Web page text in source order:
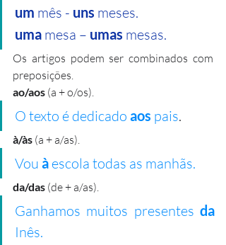
um mês - uns meses.
uma mesa – umas mesas.
Os artigos podem ser combinados com
preposições.
ao/aos (a + o/os).
O texto é dedicado aos pais.
à/às (a + a/as).
Vou à escola todas as manhãs.
da/das (de + a/as).
Ganhamos muitos presentes da
Inês.